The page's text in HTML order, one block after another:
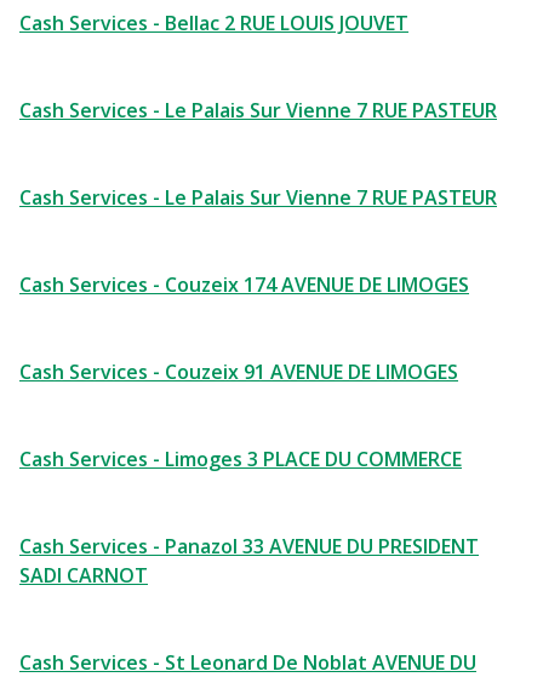
Cash Services - Bellac 2 RUE LOUIS JOUVET
Cash Services - Le Palais Sur Vienne 7 RUE PASTEUR
Cash Services - Le Palais Sur Vienne 7 RUE PASTEUR
Cash Services - Couzeix 174 AVENUE DE LIMOGES
Cash Services - Couzeix 91 AVENUE DE LIMOGES
Cash Services - Limoges 3 PLACE DU COMMERCE
Cash Services - Panazol 33 AVENUE DU PRESIDENT
SADI CARNOT
Cash Services - St Leonard De Noblat AVENUE DU